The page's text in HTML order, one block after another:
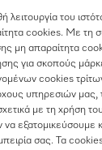
λειτουργία του
cookies. Με τη
μη απαραίτητα
για σκοπούς
cookies
υπηρεσιών μας,
με τη χρήση
εξατομικεύσουμε
σας. Τα